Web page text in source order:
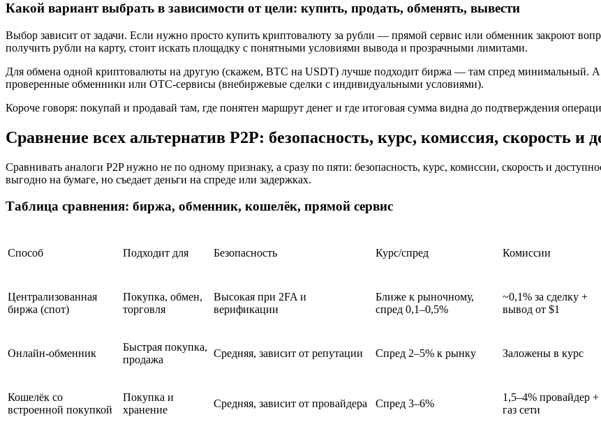
Какой вариант выбрать в зависимости от цели: купить, продать, обменять, вывести
Выбор зависит от задачи. Если нужно просто купить криптовалюту за рубли — прямой сервис или обменник закроют
получить рубли на карту, стоит искать площадку с понятными условиями вывода и прозрачными лимитами.
Для обмена одной криптовалюты на другую (скажем, BTC на USDT) лучше подходит биржа — там спред минимальный.
проверенные обменники или OTC-сервисы (внебиржевые сделки с индивидуальными условиями).
Короче говоря: покупай и продавай там, где понятен маршрут денег и где итоговая сумма видна до подтверждения
Сравнение всех альтернатив P2P: безопасность, курс, комиссия, скорость и
Сравнивать аналоги P2P нужно не по одному признаку, а сразу по пяти: безопасность, курс, комиссии, скорость и
выгодно на бумаге, но съедает деньги на спреде или задержках.
Таблица сравнения: биржа, обменник, кошелёк, прямой сервис
Способ Подходит для Безопасность Курс/спред Комиссии
Централизованная
биржа (спот)
Покупка, обмен,
торговля
Высокая при 2FA и
верификации
Ближе к рыночному,
спред 0,1–0,5%
~0,1% за сделку +
вывод от $1
Онлайн-обменник
Быстрая покупка,
продажа
Средняя, зависит от репутации Спред 2–5% к рынку Заложены в курс
Кошелёк со
встроенной покупкой
Покупка и
хранение
Средняя, зависит от провайдера Спред 3–6%
1,5–4% провайдер +
газ сети